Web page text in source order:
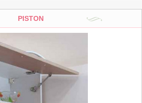
PISTON